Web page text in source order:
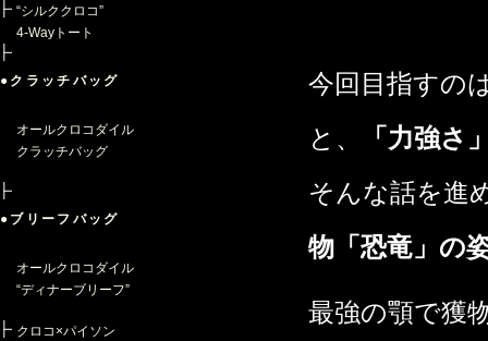
“シルククロコ”
4-Wayトート
●クラッチバッグ
オールクロコダイル
クラッチバッグ
●ブリーフバッグ
オールクロコダイル
“ディナーブリーフ”
クロコ×パイソン
今回目指すの
と、
「力強さ
そんな話を進
物「恐竜」の
最強の顎で獲